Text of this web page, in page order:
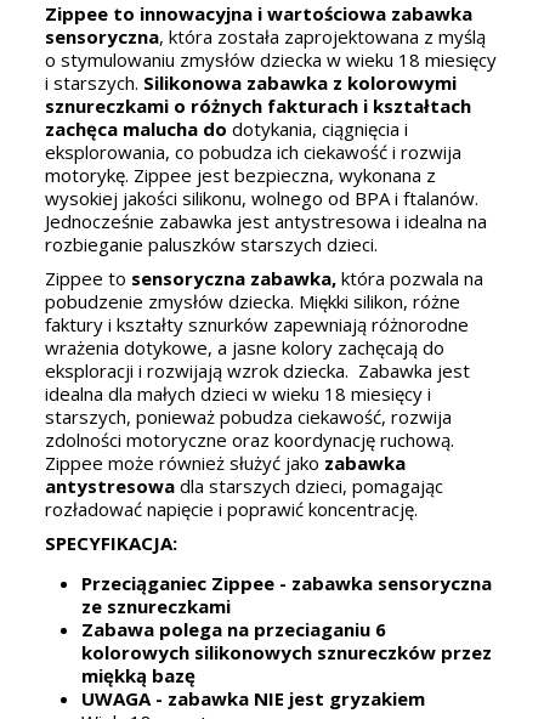
Zippee to innowacyjna i wartościowa zabawka
sensoryczna, która została zaprojektowana z myślą
o stymulowaniu zmysłów dziecka w wieku 18 miesięcy
i starszych. Silikonowa zabawka z kolorowymi
sznureczkami o różnych fakturach i kształtach
zachęca malucha dodotykania, ciągnięcia i
eksplorowania, co pobudza ich ciekawość i rozwija
motorykę. Zippee jest bezpieczna, wykonana z
wysokiej jakości silikonu, wolnego od BPA i ftalanów.
Jednocześnie zabawka jest antystresowa i idealna na
rozbieganie paluszków starszych dzieci.
Zippee to sensoryczna zabawka, która pozwala na
pobudzenie zmysłów dziecka. Miękki silikon, różne
faktury i kształty sznurków zapewniają różnorodne
wrażenia dotykowe, a jasne kolory zachęcają do
eksploracji i rozwijają wzrok dziecka. Zabawka jest
idealna dla małych dzieci w wieku 18 miesięcy i
starszych, ponieważ pobudza ciekawość, rozwija
zdolności motoryczne oraz koordynację ruchową.
Zippee może również służyć jako zabawka
antystresowa dla starszych dzieci, pomagając
rozładować napięcie i poprawić koncentrację.
SPECYFIKACJA:
Przeciąganiec Zippee - zabawka sensoryczna
ze sznureczkami
Zabawa polega na przeciaganiu 6
kolorowych silikonowych sznureczków przez
miękką bazę
UWAGA - zabawka NIE jest gryzakiem